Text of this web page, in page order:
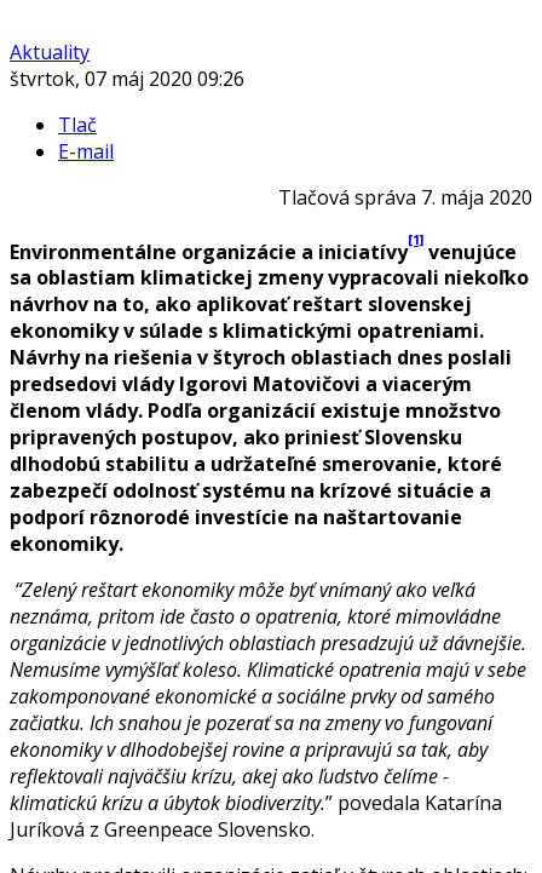
Aktuality
štvrtok, 07 máj 2020 09:26
Tlač
E-mail
Tlačová správa 7. mája 2020
Environmentálne organizácie a iniciatívy[1] venujúce
sa oblastiam klimatickej zmeny vypracovali niekoľko
návrhov na to, ako aplikovať reštart slovenskej
ekonomiky v súlade s klimatickými opatreniami.
Návrhy na riešenia v štyroch oblastiach dnes poslali
predsedovi vlády Igorovi Matovičovi a viacerým
členom vlády. Podľa organizácií existuje množstvo
pripravených postupov, ako priniesť Slovensku
dlhodobú stabilitu a udržateľné smerovanie, ktoré
zabezpečí odolnosť systému na krízové situácie a
podporí rôznorodé investície na naštartovanie
ekonomiky.
“Zelený reštart ekonomiky môže byť vnímaný ako veľká
neznáma, pritom ide často o opatrenia, ktoré mimovládne
organizácie v jednotlivých oblastiach presadzujú už dávnejšie.
Nemusíme vymýšľať koleso. Klimatické opatrenia majú v sebe
zakomponované ekonomické a sociálne prvky od samého
začiatku. Ich snahou je pozerať sa na zmeny vo fungovaní
ekonomiky v dlhodobejšej rovine a pripravujú sa tak, aby
reflektovali najväčšiu krízu, akej ako ľudstvo čelíme -
klimatickú krízu a úbytok biodiverzity.” povedala Katarína
Juríková z Greenpeace Slovensko.